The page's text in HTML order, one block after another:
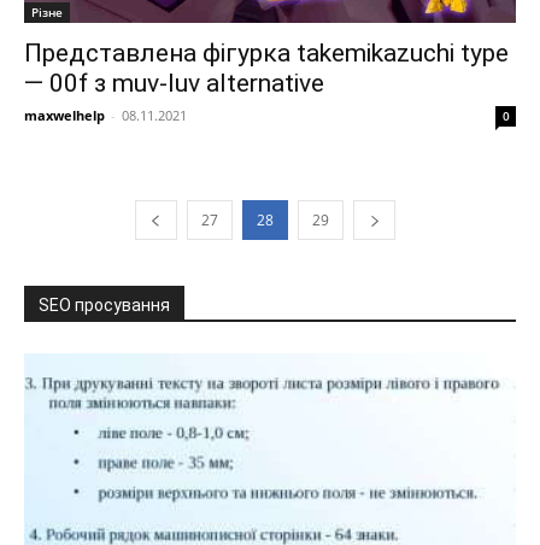
Різне
Представлена фігурка takemikazuchi type
— 00f з muv-luv alternative
maxwelhelp - 08.11.2021 0
27 28 29
SEO просування